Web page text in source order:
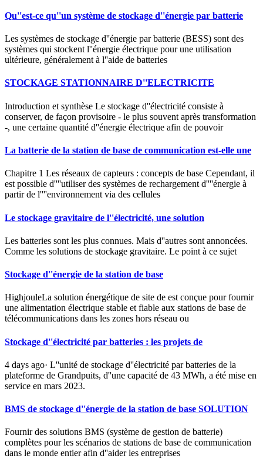
Qu''est-ce qu''un système de stockage d''énergie par batterie
Les systèmes de stockage d''énergie par batterie (BESS) sont des
systèmes qui stockent l''énergie électrique pour une utilisation
ultérieure, généralement à l''aide de batteries
STOCKAGE STATIONNAIRE D''ELECTRICITE
Introduction et synthèse Le stockage d''électricité consiste à
conserver, de façon provisoire - le plus souvent après transformation
-, une certaine quantité d''énergie électrique afin de pouvoir
La batterie de la station de base de communication est-elle une
Chapitre 1 Les réseaux de capteurs : concepts de base Cependant, il
est possible d''''utiliser des systèmes de rechargement d''''énergie à
partir de l''''environnement via des cellules
Le stockage gravitaire de l''électricité, une solution
Les batteries sont les plus connues. Mais d''autres sont annoncées.
Comme les solutions de stockage gravitaire. Le point à ce sujet
Stockage d''énergie de la station de base
HighjouleLa solution énergétique de site de est conçue pour fournir
une alimentation électrique stable et fiable aux stations de base de
télécommunications dans les zones hors réseau ou
Stockage d''électricité par batteries : les projets de
4 days ago· L''unité de stockage d''électricité par batteries de la
plateforme de Grandpuits, d''une capacité de 43 MWh, a été mise en
service en mars 2023.
BMS de stockage d''énergie de la station de base SOLUTION
Fournir des solutions BMS (système de gestion de batterie)
complètes pour les scénarios de stations de base de communication
dans le monde entier afin d''aider les entreprises